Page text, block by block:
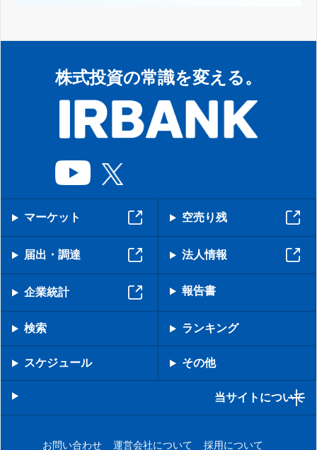
株式投資の常識を変える。
マーケット 空売り残
届出・調達 法人情報
企業統計 報告書
検索 ランキング
スケジュール その他
当サイトについて
お問い合わせ 運営会社について 採用について